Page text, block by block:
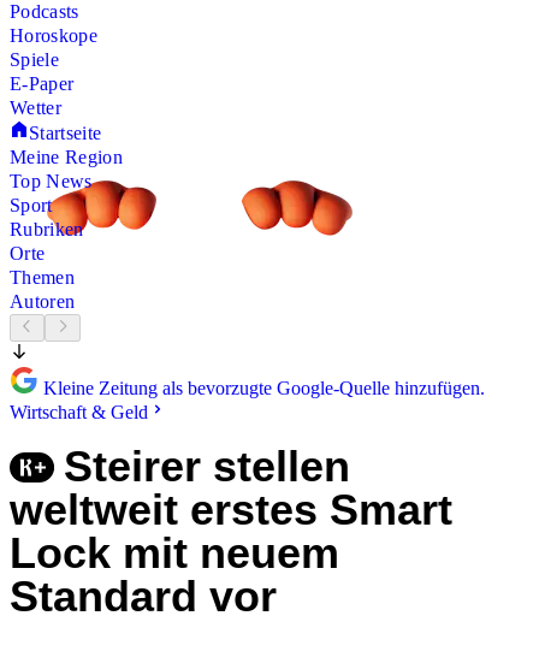
Podcasts
Horoskope
Spiele
E-Paper
Wetter
Startseite
Meine Region
Top News
Sport
Rubriken
Orte
Themen
Autoren
Kleine Zeitung als bevorzugte Google-Quelle hinzufügen.
Wirtschaft & Geld
Steirer stellen
weltweit erstes Smart
Lock mit neuem
Standard vor